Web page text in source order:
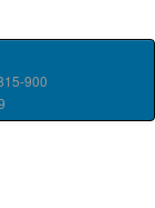
900